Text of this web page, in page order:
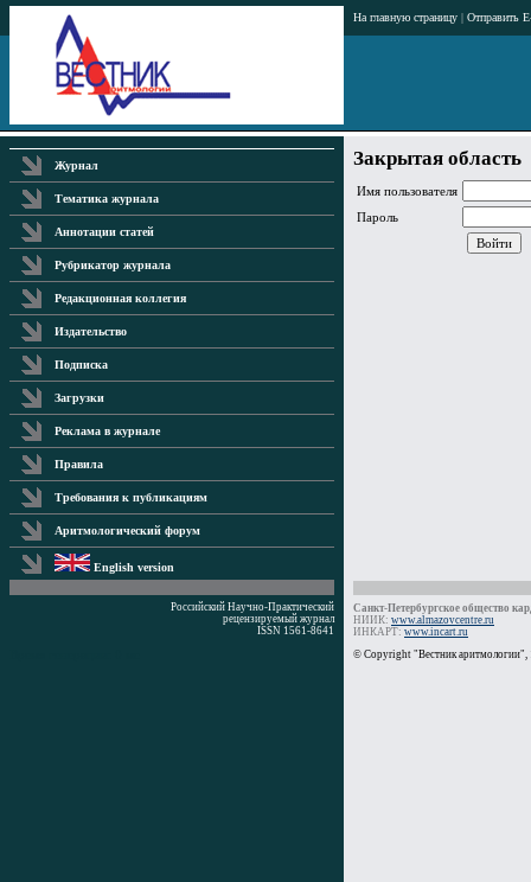
На главную страницу | Отправить
Журнал
Тематика журнала
Аннотации статей
Рубрикатор журнала
Редакционная коллегия
Издательство
Подписка
Загрузки
Реклама в журнале
Правила
Требования к публикациям
Аритмологический форум
English version
Закрытая область
Имя пользователя
Пароль
Российский Научно-Практический
рецензируемый журнал
ISSN 1561-8641
Санкт-Петербургское общество
НИИК: www.almazovcentre.ru
ИНКАРТ: www.incart.ru
© Copyright "Вестник аритмологии",